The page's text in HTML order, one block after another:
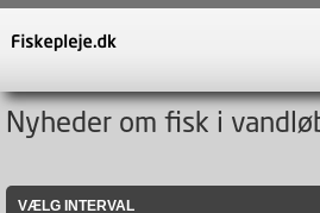
Nyheder om fisk i
VÆLG INTERVAL